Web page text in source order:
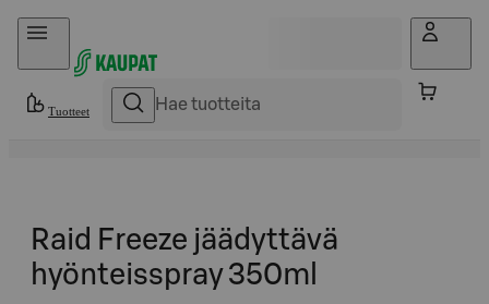
Hyppää sisältöön
Tuotteet
Raid Freeze jäädyttävä
hyönteisspray 350ml